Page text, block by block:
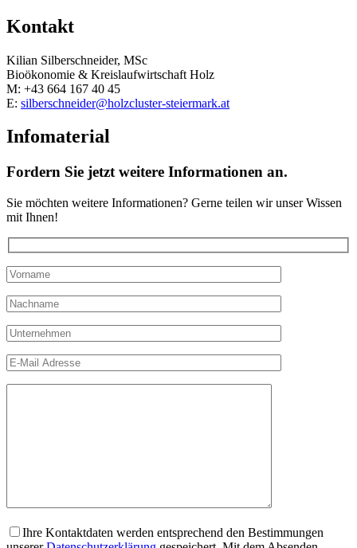
Kontakt
Kilian Silberschneider, MSc
Bioökonomie & Kreislaufwirtschaft Holz
M: +43 664 167 40 45
E: silberschneider@holzcluster-steiermark.at
Infomaterial
Fordern Sie jetzt weitere Informationen an.
Sie möchten weitere Informationen? Gerne teilen wir unser Wissen
mit Ihnen!
Ihre Kontaktdaten werden entsprechend den Bestimmungen